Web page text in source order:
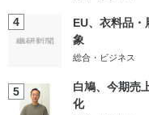
4
EU、衣料品
象
総合・ビジネス
5
白鳩、今期売
化